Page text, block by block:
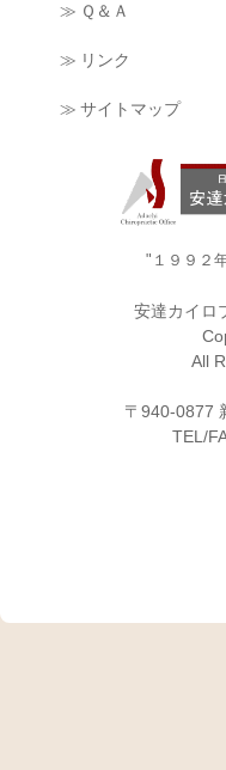
≫ Ｑ＆Ａ
≫ リンク
≫ サイトマップ
"１９９２
安達カイロ
All
〒940-0877
TEL/